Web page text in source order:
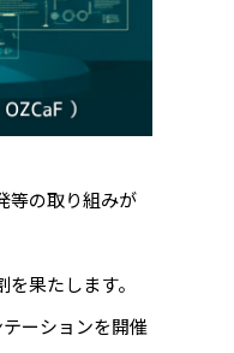
等の取り組みが
果たします。
ーションを開催